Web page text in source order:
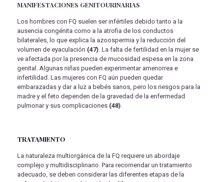
MANIFESTACIONES GENITOURINARIAS
Los hombres con FQ suelen ser infértiles debido tanto a la
ausencia congénita como a la atrofia de los conductos
bilaterales, lo que explica la azoospermia y la reducción del
volumen de eyaculación (47). La falta de fertilidad en la mujer se
ve afectada por la presencia de mucosidad espesa en la zona
genital. Algunas niñas pueden experimentar amenorrea e
infertilidad. Las mujeres con FQ aún pueden quedar
embarazadas y dar a luz a bebés sanos, pero los riesgos para la
madre y el feto dependen de la gravedad de la enfermedad
pulmonar y sus complicaciones (48).
TRATAMIENTO
La naturaleza multiorgánica de la FQ requiere un abordaje
complejo y multidisciplinario. Para recomendar un tratamiento
adecuado, se deben considerar las diferentes etapas de la